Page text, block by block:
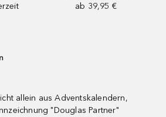
ab 39,95 €
allein aus Adventskalendern,
"Douglas Partner"